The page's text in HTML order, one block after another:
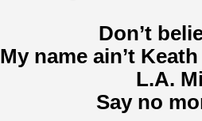
Don’t
My name ain’t
L.A.
Say no